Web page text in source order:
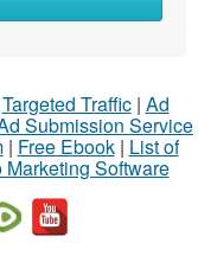
Targeted Traffic| Ad
Submission Service
| Free Ebook| List of
Marketing Software